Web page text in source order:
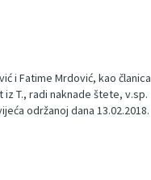
i Fatime Mrdović, kao članica
T., radi naknade štete, v.sp.
održanoj dana 13.02.2018.